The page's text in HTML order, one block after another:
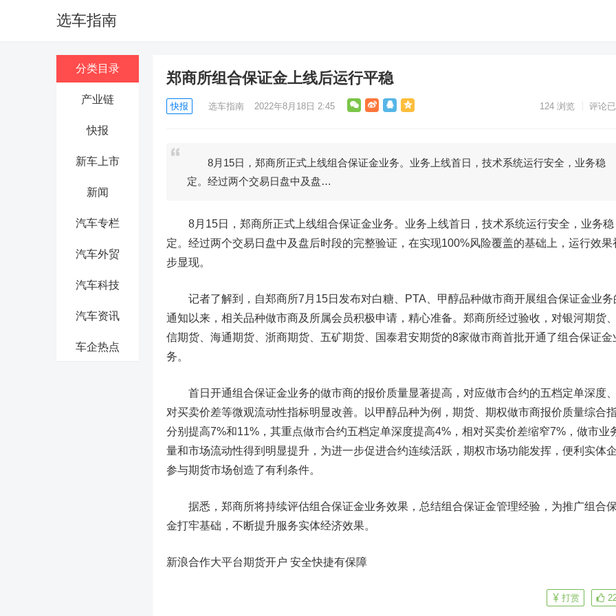
选车指南
分类目录
产业链
快报
新车上市
新闻
汽车专栏
汽车外贸
汽车科技
汽车资讯
车企热点
郑商所组合保证金上线后运行平稳
快报 选车指南 2022年8月18日 2:45 124 浏览 评论
8月15日，郑商所正式上线组合保证金业务。业务上线首日，技术系统运行安全，业务稳
定。经过两个交易日盘中及盘…
8月15日，郑商所正式上线组合保证金业务。业务上线首日，技术系统运行安全，业务稳
定。经过两个交易日盘中及盘后时段的完整验证，在实现100%风险覆盖的基础上，运行效果
步显现。
记者了解到，自郑商所7月15日发布对白糖 PTA 甲醇品种做市商开展组合保证金业务
通知以来，相关品种做市商及所属会员积极申请，精心准备。郑商所经过验收，对银河期货
信期货、海通期货、浙商期货、五矿期货、国泰君安期货的8家做市商首批开通了组合保证金
务。
首日开通组合保证金业务的做市商的报价质量显著提高，对应做市合约的五档定单深度
对买卖价差等微观流动性指标明显改善。以甲醇品种为例，期货、期权做市商报价质量综合
分别提高7%和11%，其重点做市合约五档定单深度提高4%，相对买卖价差缩窄7%，做市业
量和市场流动性得到明显提升，为进一步促进合约连续活跃，期权市场功能发挥，便利实体
参与期货市场创造了有利条件。
据悉，郑商所将持续评估组合保证金业务效果，总结组合保证金管理经验，为推广组合
金打牢基础，不断提升服务实体经济效果。
新浪合作大平台期货开户 安全快捷有保障
打赏